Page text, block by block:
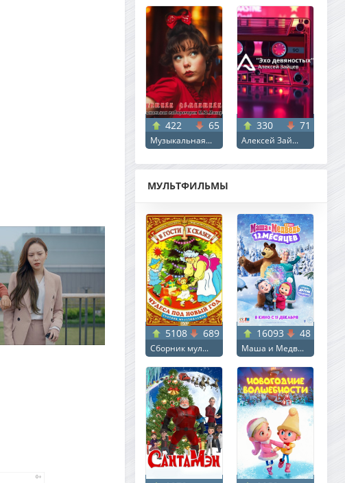
422 65
Музыкальная...
330 71
Алексей Зай...
МУЛЬТФИЛЬМЫ
5108 689
Сборник мул...
16093 48
Маша и Медв...